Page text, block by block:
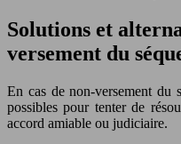
Solutions et
versement du
En cas de non-versement du
possibles pour tenter de
accord amiable ou judiciaire.